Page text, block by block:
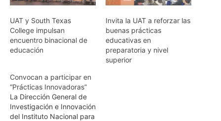
UAT y South Texas
College impulsan
encuentro binacional de
educación
Invita la UAT a reforzar las
buenas prácticas
educativas en
preparatoria y nivel
superior
Convocan a participar en
“Prácticas Innovadoras”
La Dirección General de
Investigación e Innovación
del Instituto Nacional para